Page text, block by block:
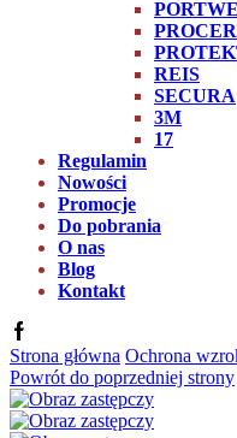
REIS
SECURA
3M
17
Regulamin
Nowości
Promocje
Do pobrania
O nas
Blog
Kontakt
Strona główna Ochrona
Powrót do poprzedniej strony